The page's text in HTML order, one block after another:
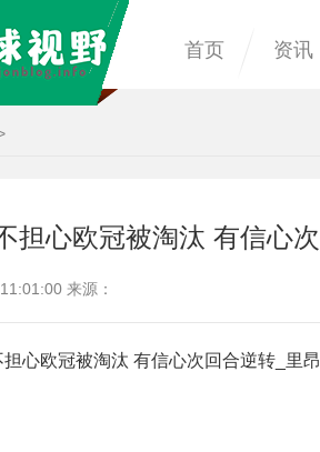
首页 资讯
担心欧冠被淘汰 有信心
来源：
心欧冠被淘汰 有信心次回合逆转_里昂